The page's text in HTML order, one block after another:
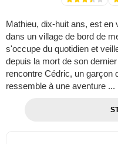
Mathieu, dix-huit ans, est
dans un village de bord de
s'occupe du quotidien et
depuis la mort de son
rencontre Cédric, un garçon
ressemble à une aventure ...